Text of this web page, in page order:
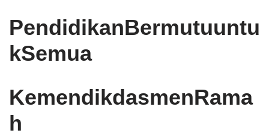
PendidikanBermutuuntu
kSemua
KemendikdasmenRama
h